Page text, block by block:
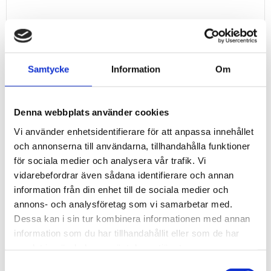
Samtycke Information Om
Denna webbplats använder cookies
Vi använder enhetsidentifierare för att anpassa innehållet
och annonserna till användarna, tillhandahålla funktioner
för sociala medier och analysera vår trafik. Vi
vidarebefordrar även sådana identifierare och annan
information från din enhet till de sociala medier och
annons- och analysföretag som vi samarbetar med.
Dessa kan i sin tur kombinera informationen med annan
information som du har tillhandahållit eller som de har
Kategorier
Produkter (55)
Funktioner (16)
Tjänster (11)
Nyhetsbrev (5)
Taggar
Givare
Fjärrmätning
Sensor
Fjärrstyrning